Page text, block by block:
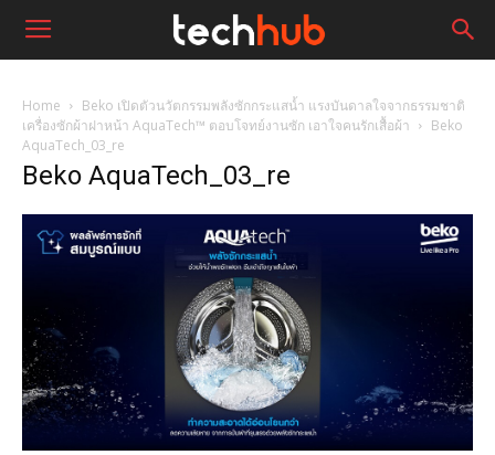
Home
Beko เปิดตัวนวัตกรรมพลังซักกระแสน้ำ แรงบันดาลใจจากธรรมชาติ
เครื่องซักผ้าฝาหน้า AquaTech™ ตอบโจทย์งานซัก เอาใจคนรักเสื้อผ้า
Beko
AquaTech_03_re
Beko AquaTech_03_re